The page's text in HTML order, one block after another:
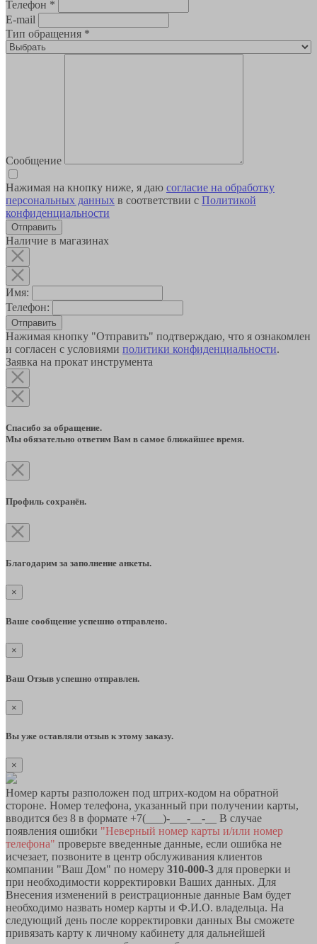
Телефон *
E-mail
Тип обращения *
Сообщение
Нажимая на кнопку ниже, я даю согласие на обработку
персональных данных в соответствии с Политикой
конфиденциальности
Наличие в магазинах
Имя:
Телефон:
Отправить
Нажимая кнопку "Отправить" подтверждаю, что я ознакомлен
и согласен с условиями политики конфиденциальности.
Заявка на прокат инструмента
Спасибо за обращение.
Мы обязательно ответим Вам в самое ближайшее время.
Профиль сохранён.
Благодарим за заполнение анкеты.
×
Ваше сообщение успешно отправлено.
×
Ваш Отзыв успешно отправлен.
×
Вы уже оставляли отзыв к этому заказу.
×
Номер карты разположен под штрих-кодом на обратной
стороне. Номер телефона, указанный при получении карты,
вводится без 8 в формате +7(___)-___-__-__ В случае
появления ошибки "Неверный номер карты и/или номер
телефона" проверьте введенные данные, если ошибка не
исчезает, позвоните в центр обслуживания клиентов
компании "Ваш Дом" по номеру 310-000-3 для проверки и
при необходимости корректировки Ваших данных. Для
Внесения изменений в реистрационные данные Вам будет
необходимо назвать номер карты и Ф.И.О. владельца. На
следующий день после корректировки данных Вы сможете
привязать карту к личному кабинету для дальнейшей